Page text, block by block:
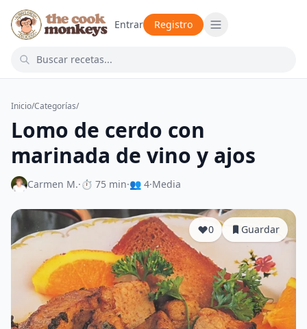
Entrar Registro
Inicio/Categorías/
Lomo de cerdo con
marinada de vino y ajos
Carmen M.·⏱ 75 min·👥 4·Media
0 Guardar